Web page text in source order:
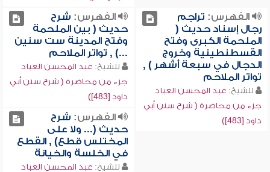
الفهرس: تراجم
رجال إسناد حديث (
الملحمة الكبرى وفتح
القسطنطينية وخروج
الدجال في سبعة أشهر ) ,
تواتر الملاحم
للشيخ: عبد المحسن العباد
جزء من محاضرة ( شرح سنن أبي
داود [483])
الفهرس: شرح
حديث ( بين الملحمة
وفتح المدينة ست سنين
...) , تواتر الملاحم
للشيخ: عبد المحسن العباد
جزء من محاضرة ( شرح سنن أبي
داود [483])
الفهرس: شرح
حديث (... ولا على
المختلس قطع) , القطع
في الخلسة والخيانة
للشيخ: عبد المحسن العباد